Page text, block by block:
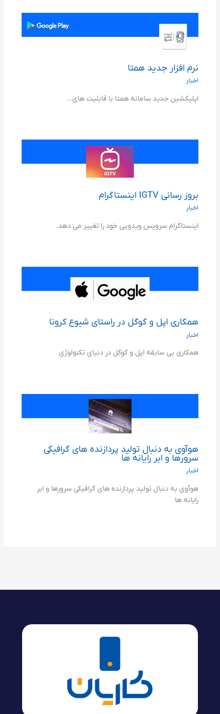
نرم افزار جدید همتا
اخبار
اپلیکشین جدید سامانه همتا با قابلیت های...
بروز رسانی IGTV اینستاگرام
اخبار
اینستاگرام سرویس ویدویی خود را تغییر می دهد.
همکاری اپل و گوگل در راستای شیوع کرونا
اخبار
همکاری بی سابقه اپل و گوگل در دنیای تکنولوژی
هوآوی به دنبال تولید پردازنده های گرافیکی
سرورها و ابر رایانه ها
اخبار
هوآوی به دنبال تولید پردازنده های گرافیکی سرورها و ابر
رایانه ها